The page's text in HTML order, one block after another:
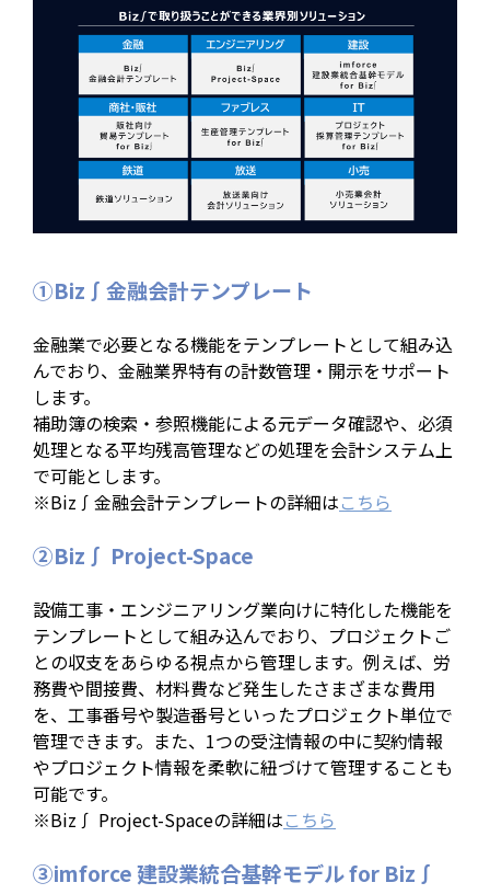
①Biz∫金融会計テンプレート
金融業で必要となる機能をテンプレートとして組み込
んでおり、金融業界特有の計数管理・開示をサポート
します。
補助簿の検索・参照機能による元データ確認や、必須
処理となる平均残高管理などの処理を会計システム上
で可能とします。
※Biz∫金融会計テンプレートの詳細はこちら
②Biz∫ Project-Space
設備工事・エンジニアリング業向けに特化した機能を
テンプレートとして組み込んでおり、プロジェクトご
との収支をあらゆる視点から管理します。例えば、労
務費や間接費、材料費など発生したさまざまな費用
を、工事番号や製造番号といったプロジェクト単位で
管理できます。また、1つの受注情報の中に契約情報
やプロジェクト情報を柔軟に紐づけて管理することも
可能です。
※Biz∫ Project-Spaceの詳細はこちら
③imforce 建設業統合基幹モデル for Biz∫